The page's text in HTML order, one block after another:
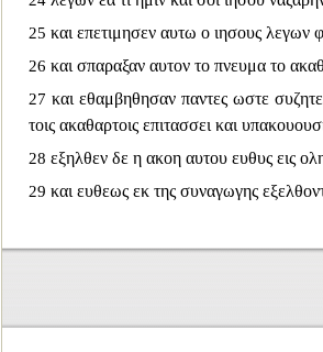
25 και επετιμησεν αυτω ο ιησους λεγων
26 και σπαραξαν αυτον το πνευμα το
27και εθαμβηθησαν παντες ωστε
τοις ακαθαρτοις επιτασσει και
28 εξηλθεν δε η ακοη αυτου ευθυς εις
29 και ευθεως εκ της συναγωγης